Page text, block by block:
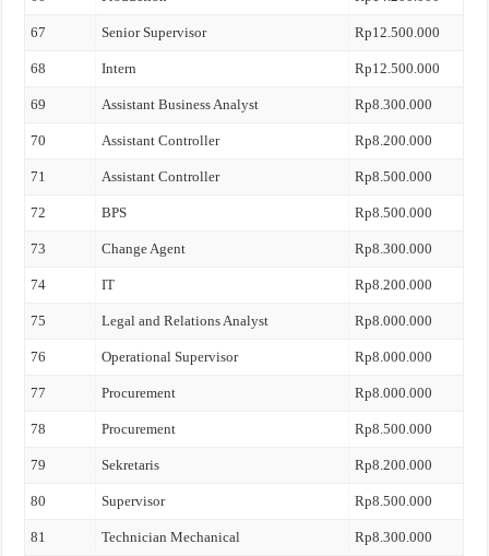
67 Senior Supervisor Rp12.500.000
68 Intern Rp12.500.000
69 Assistant Business Analyst Rp8.300.000
70 Assistant Controller Rp8.200.000
71 Assistant Controller Rp8.500.000
72 BPS Rp8.500.000
73 Change Agent Rp8.300.000
74 IT Rp8.200.000
75 Legal and Relations Analyst Rp8.000.000
76 Operational Supervisor Rp8.000.000
77 Procurement Rp8.000.000
78 Procurement Rp8.500.000
79 Sekretaris Rp8.200.000
80 Supervisor Rp8.500.000
81 Technician Mechanical Rp8.300.000